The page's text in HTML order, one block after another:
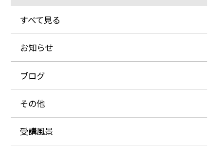
すべて見る
お知らせ
ブログ
その他
受講風景